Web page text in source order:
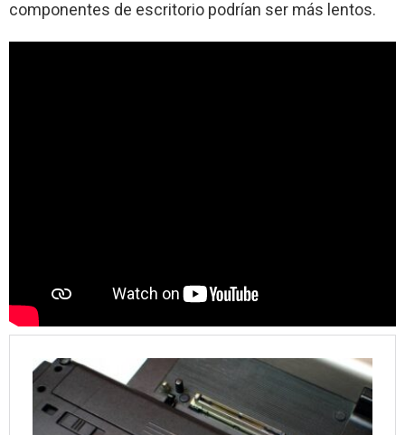
componentes de escritorio podrían ser más lentos.